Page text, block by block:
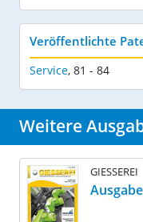
Veröffentlichte
Service, 81 - 84
Weitere
GIESSEREI